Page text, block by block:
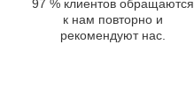
97 % клиентов обращаются
к нам повторно и
рекомендуют нас.